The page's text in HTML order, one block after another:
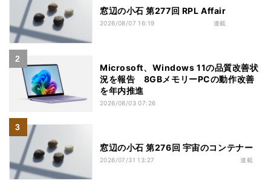
窓辺の小石 第277回 RPL Affair
2026/08/07 16:19 連載
Microsoft、Windows 11の品質改善状
況を報告 8GBメモリーPCの動作改善
を年内推進
2026/08/03 07:26
窓辺の小石 第276回 宇宙のコンテナー
2026/07/31 13:27 連載